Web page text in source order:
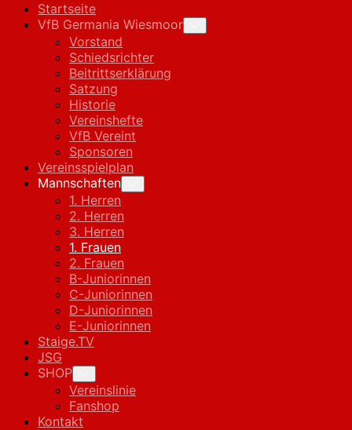
Startseite
VfB Germania Wiesmoor
Child
Vorstand
Schiedsrichter
Beitrittserklärung
Satzung
Historie
Vereinshefte
VfB Vereint
Sponsoren
Vereinsspielplan
Current
Page
Parent
Mannschaften
Child
1. Herren
2. Herren
3. Herren
Current
Page:
1. Frauen
2. Frauen
B-Juniorinnen
C-Juniorinnen
D-Juniorinnen
E-Juniorinnen
Staige.TV
JSG
SHOP
Child
Menu
Vereinslinie
Fanshop
Kontakt